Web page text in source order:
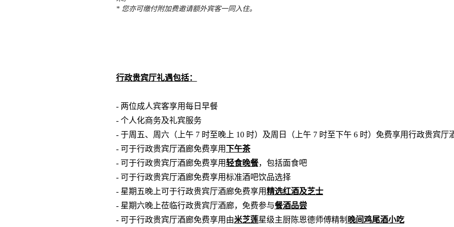
* 您亦可缴付附加费邀请额外宾客一同入住。
行政贵宾厅礼遇包括：
- 两位成人宾客享用每日早餐
- 个人化商务及礼宾服务
- 于周五、周六（上午 7 时至晚上 10 时）及周日（上午 7 时至下午 6 时）免费享用行政贵宾厅
- 可于行政贵宾厅酒廊免费享用下午茶
- 可于行政贵宾厅酒廊免费享用轻食晚餐，包括面食吧
- 可于行政贵宾厅酒廊免费享用标准酒吧饮品选择
- 星期五晚上可于行政贵宾厅酒廊免费享用精选红酒及芝士
- 星期六晚上莅临行政贵宾厅酒廊，免费参与餐酒品尝
- 可于行政贵宾厅酒廊免费享用由米芝莲星级主厨陈恩德师傅精制 晚间鸡尾酒小吃